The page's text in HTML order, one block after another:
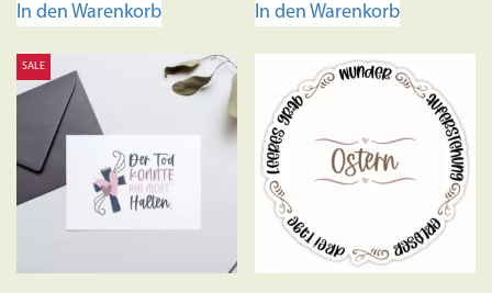
In den Warenkorb In den Warenkorb
SALE